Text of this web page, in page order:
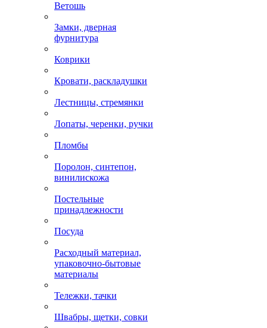
Ветошь
Замки, дверная
фурнитура
Коврики
Кровати, раскладушки
Лестницы, стремянки
Лопаты, черенки, ручки
Пломбы
Поролон, синтепон,
винилискожа
Постельные
принадлежности
Посуда
Расходный материал,
упаковочно-бытовые
материалы
Тележки, тачки
Швабры, щетки, совки